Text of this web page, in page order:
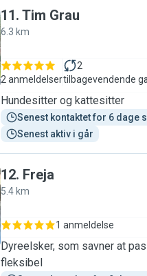
11. Tim Grau
6.3 km
2 anmeldelser
2
tilbagevendende
Hundesitter og kattesitter
Senest kontaktet for 6 dage
Senest aktiv i går
12. Freja
5.4 km
1 anmeldelse
Dyreelsker, som savner at
fleksibel